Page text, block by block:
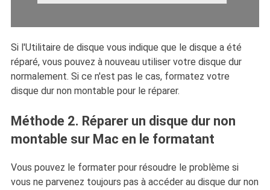
Si l'Utilitaire de disque vous indique que le disque a été
réparé, vous pouvez à nouveau utiliser votre disque dur
normalement. Si ce n'est pas le cas, formatez votre
disque dur non montable pour le réparer.
Méthode 2. Réparer un disque dur non
montable sur Mac en le formatant
Vous pouvez le formater pour résoudre le problème si
vous ne parvenez toujours pas à accéder au disque dur non